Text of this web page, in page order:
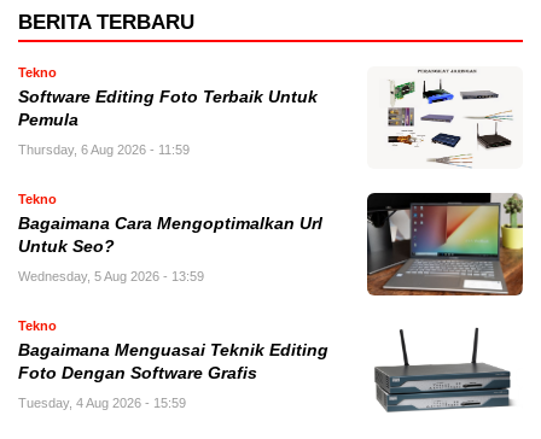
BERITA TERBARU
Tekno
Software Editing Foto Terbaik Untuk
Pemula
Thursday, 6 Aug 2026 - 11:59
Tekno
Bagaimana Cara Mengoptimalkan Url
Untuk Seo?
Wednesday, 5 Aug 2026 - 13:59
Tekno
Bagaimana Menguasai Teknik Editing
Foto Dengan Software Grafis
Tuesday, 4 Aug 2026 - 15:59